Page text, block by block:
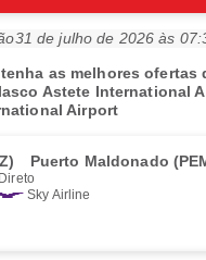
31 de julho de 2026 às
as melhores ofertas
Astete International
Airport
Puerto Maldonado
Direto
Sky Airline